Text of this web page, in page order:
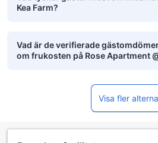
Kea Farm?
Vad är de verifierade
om frukosten på Rose Apartment
Visa fler